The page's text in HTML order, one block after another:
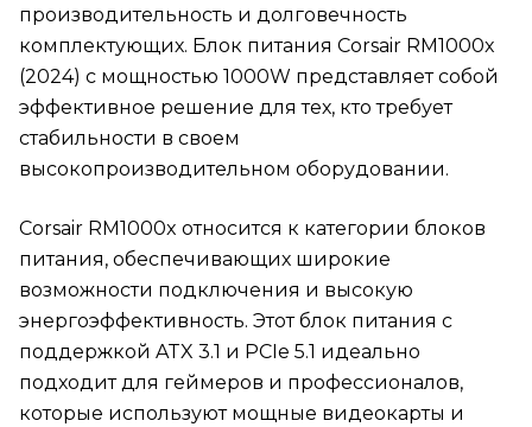
производительность и долговечность
комплектующих. Блок питания Corsair RM1000x
(2024) с мощностью 1000W представляет собой
эффективное решение для тех, кто требует
стабильности в своем
высокопроизводительном оборудовании.
Corsair RM1000x относится к категории блоков
питания, обеспечивающих широкие
возможности подключения и высокую
энергоэффективность. Этот блок питания с
поддержкой ATX 3.1 и PCIe 5.1 идеально
подходит для геймеров и профессионалов,
которые используют мощные видеокарты и